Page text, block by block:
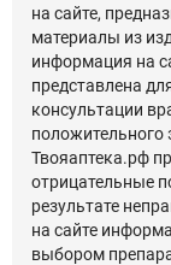
на сайте,
материалы из
информация на
представлена
консультации
положительного
Твояаптека.рф
отрицательные
результате
на сайте
выбором